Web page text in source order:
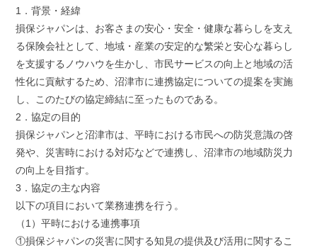
k
1．背景・経緯
損保ジャパンは、お客さまの安心・安全・健康な暮らしを支え
る保険会社として、地域・産業の安定的な繁栄と安心な暮らし
を支援するノウハウを生かし、市民サービスの向上と地域の活
性化に貢献するため、沼津市に連携協定についての提案を実施
し、このたびの協定締結に至ったものである。
2．協定の目的
損保ジャパンと沼津市は、平時における市民への防災意識の啓
発や、災害時における対応などで連携し、沼津市の地域防災力
の向上を目指す。
3．協定の主な内容
以下の項目において業務連携を行う。
（1）平時における連携事項
①損保ジャパンの災害に関する知見の提供及び活用に関するこ